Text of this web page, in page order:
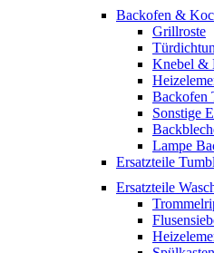
Backofen &
Grillroste
Knebel &
Backofen
Sonstige
Lampe
Ersatzteile
Ersatzteile